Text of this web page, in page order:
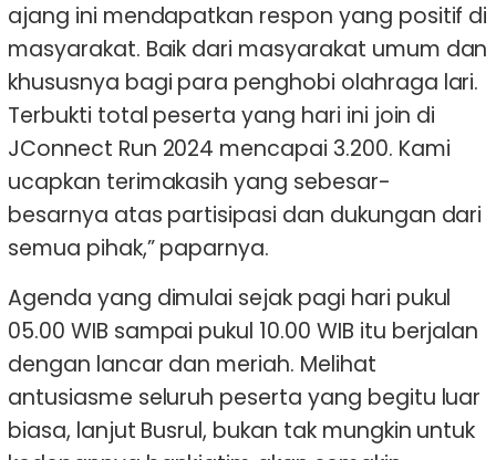
ajang ini mendapatkan respon yang positif di
masyarakat. Baik dari masyarakat umum dan
khususnya bagi para penghobi olahraga lari.
Terbukti total peserta yang hari ini join di
JConnect Run 2024 mencapai 3.200. Kami
ucapkan terimakasih yang sebesar-
besarnya atas partisipasi dan dukungan dari
semua pihak,” paparnya.
Agenda yang dimulai sejak pagi hari pukul
05.00 WIB sampai pukul 10.00 WIB itu berjalan
dengan lancar dan meriah. Melihat
antusiasme seluruh peserta yang begitu luar
biasa, lanjut Busrul, bukan tak mungkin untuk